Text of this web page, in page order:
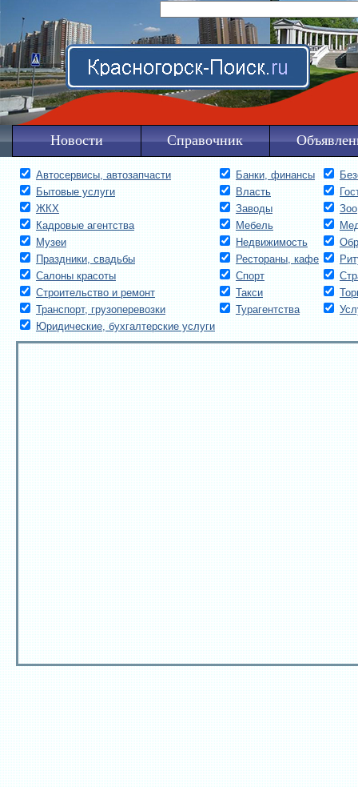
Новости Справочник
Автосервисы, автoзапчасти Банки, финансы
Бытовые услуги
Власть
ЖКХ
Заводы
Кадровые агентства
Мебель
Музеи
Недвижимость
Праздники, свадьбы
Рестораны, кафе
Салоны красоты
Спорт
Строительство и ремонт
Такси
Транспорт, грузоперевозки
Турагентства
Юридические, бухгалтерские услуги